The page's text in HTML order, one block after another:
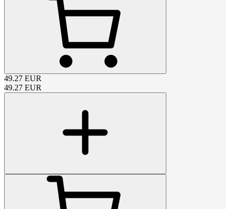
49.27 EUR
49.27 EUR